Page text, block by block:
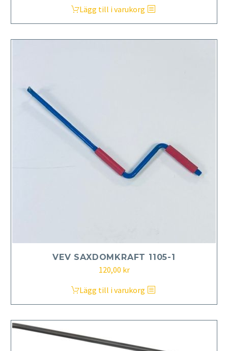
Lägg till i varukorg
VEV SAXDOMKRAFT 1105-1
120,00 kr
Lägg till i varukorg